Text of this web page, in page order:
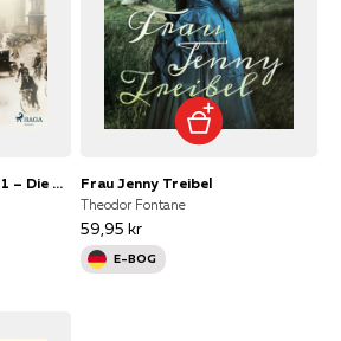
Wolf unter Wölfen, Teil 1 – Die Stadt und ihre Ruhelosen Frau Jenny Treibel
Theodor Fontane
59,95 kr
E-BOG